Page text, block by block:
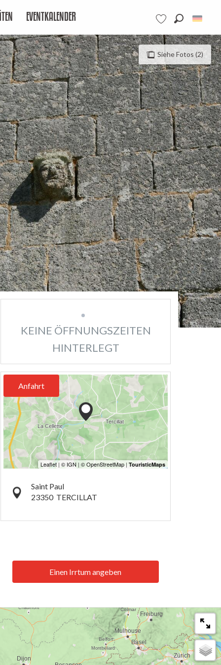
Voir les favoris
EVENTKALENDER
Siehe Fotos (2)
KEINE ÖFFNUNGSZEITEN
HINTERLEGT
Anfahrt
Saint Paul
23350 TERCILLAT
Einen Irrtum angeben